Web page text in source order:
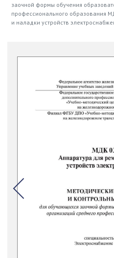
заочной формы обучения
профессионального образования
и наладки устройств